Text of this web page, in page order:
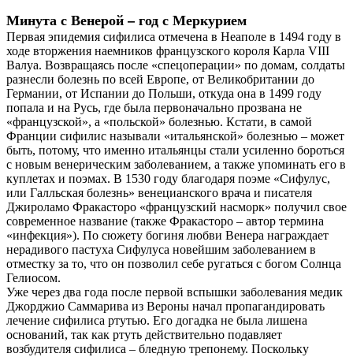
Минута с Венерой – год с Меркурием
Первая эпидемия сифилиса отмечена в Неаполе в 1494 году в
ходе вторжения наемников французского короля Карла VIII
Валуа. Возвращаясь после «спецоперации» по домам, солдаты
разнесли болезнь по всей Европе, от Великобритании до
Германии, от Испании до Польши, откуда она в 1499 году
попала и на Русь, где была первоначально прозвана не
«французской», а «польской» болезнью. Кстати, в самой
Франции сифилис называли «итальянской» болезнью – может
быть, потому, что именно итальянцы стали усиленно бороться
с новым венерическим заболеванием, а также упоминать его в
куплетах и поэмах. В 1530 году благодаря поэме «Сифулус,
или Галльская болезнь» венецианского врача и писателя
Джироламо Фракасторо «французский насморк» получил свое
современное название (также Фракасторо – автор термина
«инфекция»). По сюжету богиня любви Венера награждает
нерадивого пастуха Сифулуса новейшим заболеванием в
отместку за то, что он позволил себе ругаться с богом Солнца
Гелиосом.
Уже через два года после первой вспышки заболевания медик
Джорджио Саммарива из Вероны начал пропагандировать
лечение сифилиса ртутью. Его догадка не была лишена
оснований, так как ртуть действительно подавляет
возбудителя сифилиса – бледную трепонему. Поскольку